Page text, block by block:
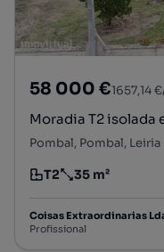
58 000 €1657,14
Moradia T2 isolada
Pombal, Pombal, Leiria
Tipologia
T2
Preço por metro
35 m²
Coisas Extraordinarias
Profissional